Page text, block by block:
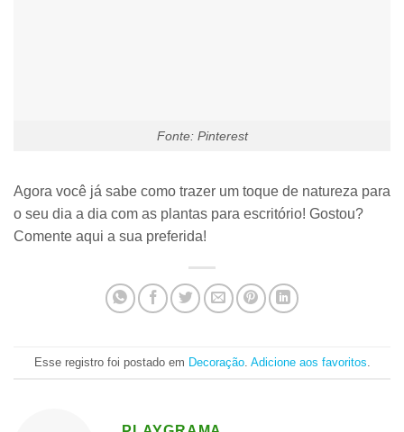
Fonte: Pinterest
Agora você já sabe como trazer um toque de natureza para
o seu dia a dia com as plantas para escritório! Gostou?
Comente aqui a sua preferida!
Esse registro foi postado em Decoração. Adicione aos favoritos